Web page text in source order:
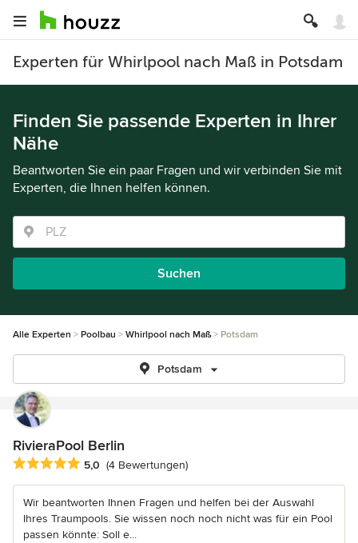
Experten für Whirlpool nach Maß in Potsdam
Finden Sie passende Experten in Ihrer
Nähe
Beantworten Sie ein paar Fragen und wir verbinden Sie mit
Experten, die Ihnen helfen können.
Suchen
Alle Experten Poolbau Whirlpool nach Maß Potsdam
Potsdam
RivieraPool Berlin
Durchschnittliche Bewertung: 5 von 5 Sternen
5,0 (4 Bewertungen)
Wir beantworten Ihnen Fragen und helfen bei der Auswahl
Ihres Traumpools. Sie wissen noch noch nicht was für ein Pool
passen könnte: Soll e...